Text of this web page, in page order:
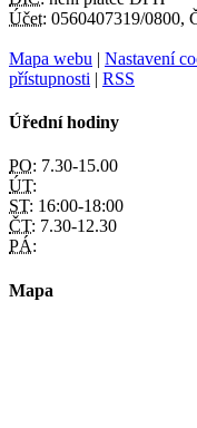
Účet: 0560407319/0800,
Mapa webu | Nastavení
přístupnosti | RSS
Úřední hodiny
PO: 7.30-15.00
ÚT:
ST: 16:00-18:00
ČT: 7.30-12.30
PÁ:
Mapa